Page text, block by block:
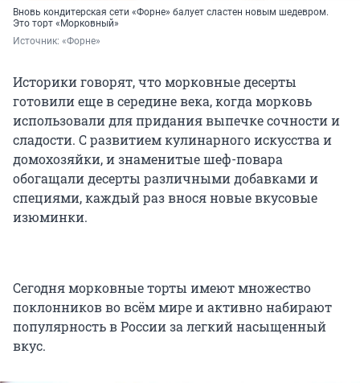
Вновь кондитерская сети «Форне» балует сластен новым шедевром.
Это торт «Морковный»
Источник: «Форне»
Историки говорят, что морковные десерты
готовили еще в середине века, когда морковь
использовали для придания выпечке сочности и
сладости. С развитием кулинарного искусства и
домохозяйки, и знаменитые шеф-повара
обогащали десерты различными добавками и
специями, каждый раз внося новые вкусовые
изюминки.
Сегодня морковные торты имеют множество
поклонников во всём мире и активно набирают
популярность в России за легкий насыщенный
вкус.